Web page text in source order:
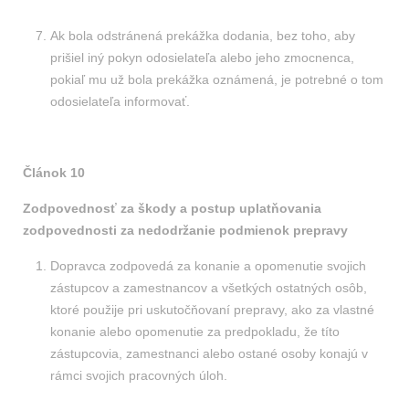
Ak bola odstránená prekážka dodania, bez toho, aby
prišiel iný pokyn odosielateľa alebo jeho zmocnenca,
pokiaľ mu už bola prekážka oznámená, je potrebné o tom
odosielateľa informovať.
Článok 10
Zodpovednosť za škody a postup uplatňovania
zodpovednosti za nedodržanie podmienok prepravy
Dopravca zodpovedá za konanie a opomenutie svojich
zástupcov a zamestnancov a všetkých ostatných osôb,
ktoré použije pri uskutočňovaní prepravy, ako za vlastné
konanie alebo opomenutie za predpokladu, že títo
zástupcovia, zamestnanci alebo ostané osoby konajú v
rámci svojich pracovných úloh.